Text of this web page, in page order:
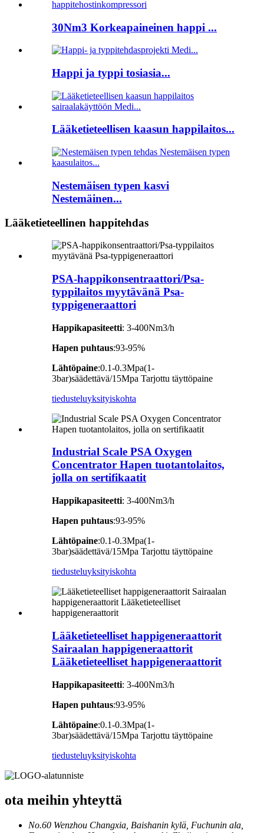
30Nm3 Korkeapaineinen happi ...
Happi ja typpi tosiasia...
Lääketieteellisen kaasun happilaitos...
Nestemäisen typen kasvi
Nestemäinen...
Lääketieteellinen happitehdas
PSA-happikonsentraattori/Psa-
typpilaitos myytävänä Psa-
typpigeneraattori
Happikapasiteetti: 3-400Nm3/h
Hapen puhtaus:93-95%
Lähtöpaine:0.1-0.3Mpa(1-
3bar)säädettävä/15Mpa Tarjottu täyttöpaine
tiedusteluyksityiskohta
Industrial Scale PSA Oxygen
Concentrator Hapen tuotantolaitos,
jolla on sertifikaatit
Happikapasiteetti: 3-400Nm3/h
Hapen puhtaus:93-95%
Lähtöpaine:0.1-0.3Mpa(1-
3bar)säädettävä/15Mpa Tarjottu täyttöpaine
tiedusteluyksityiskohta
Lääketieteelliset happigeneraattorit
Sairaalan happigeneraattorit
Lääketieteelliset happigeneraattorit
Happikapasiteetti: 3-400Nm3/h
Hapen puhtaus:93-95%
Lähtöpaine:0.1-0.3Mpa(1-
3bar)säädettävä/15Mpa Tarjottu täyttöpaine
tiedusteluyksityiskohta
ota meihin yhteyttä
No.60 Wenzhou Changxia, Baishanin kylä, Fuchunin ala,